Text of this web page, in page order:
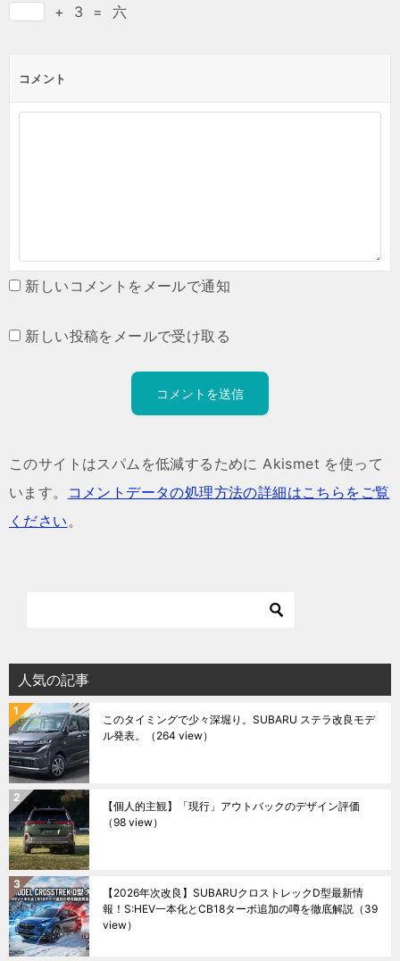
+ 3 = 六
コメント
新しいコメントをメールで通知
新しい投稿をメールで受け取る
このサイトはスパムを低減するために Akismet を使って
います。
コメントデータの処理方法の詳細はこちらをご覧
ください。
人気の記事
このタイミングで少々深堀り。SUBARU ステラ改良モデ
ル発表。
（264 view）
【個人的主観】「現行」アウトバックのデザイン評価
（98 view）
【2026年次改良】SUBARUクロストレックD型最新情
報！S:HEV一本化とCB18ターボ追加の噂を徹底解説 （39
view）